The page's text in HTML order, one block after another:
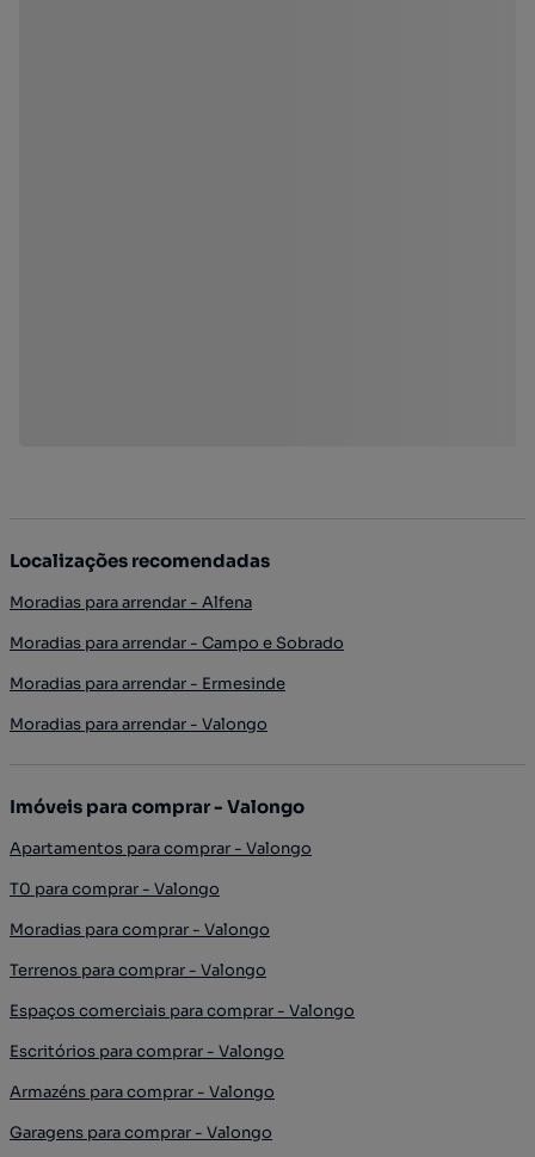
Localizações recomendadas
Moradias para arrendar - Alfena
Moradias para arrendar - Campo e Sobrado
Moradias para arrendar - Ermesinde
Moradias para arrendar - Valongo
Imóveis para comprar - Valongo
Apartamentos para comprar - Valongo
T0 para comprar - Valongo
Moradias para comprar - Valongo
Terrenos para comprar - Valongo
Espaços comerciais para comprar - Valongo
Escritórios para comprar - Valongo
Armazéns para comprar - Valongo
Garagens para comprar - Valongo